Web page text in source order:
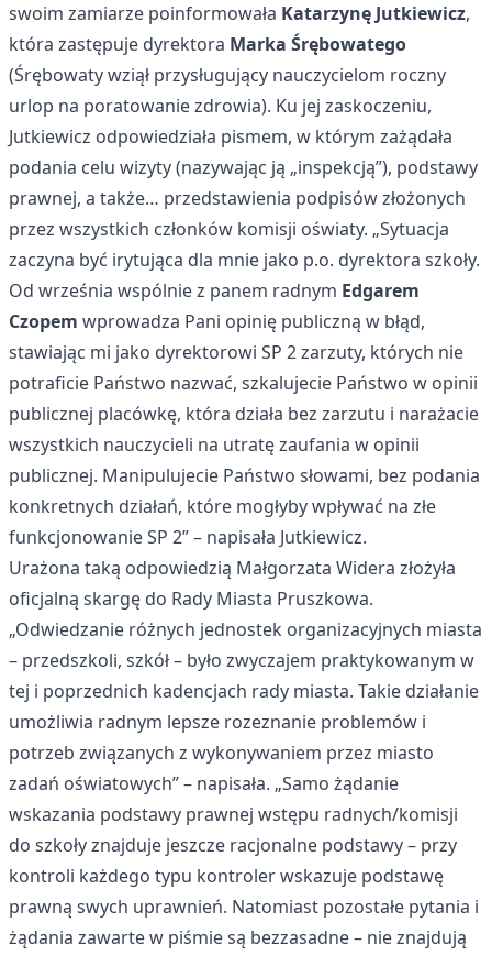
swoim zamiarze poinformowała Katarzynę Jutkiewicz,
która zastępuje dyrektora Marka Śrębowatego
(Śrębowaty wziął przysługujący nauczycielom roczny
urlop na poratowanie zdrowia). Ku jej zaskoczeniu,
Jutkiewicz odpowiedziała pismem, w którym zażądała
podania celu wizyty (nazywając ją „inspekcją”), podstawy
prawnej, a także… przedstawienia podpisów złożonych
przez wszystkich członków komisji oświaty. „Sytuacja
zaczyna być irytująca dla mnie jako p.o. dyrektora szkoły.
Od września wspólnie z panem radnym Edgarem
Czopem wprowadza Pani opinię publiczną w błąd,
stawiając mi jako dyrektorowi SP 2 zarzuty, których nie
potraficie Państwo nazwać, szkalujecie Państwo w opinii
publicznej placówkę, która działa bez zarzutu i narażacie
wszystkich nauczycieli na utratę zaufania w opinii
publicznej. Manipulujecie Państwo słowami, bez podania
konkretnych działań, które mogłyby wpływać na złe
funkcjonowanie SP 2” – napisała Jutkiewicz.
Urażona taką odpowiedzią Małgorzata Widera złożyła
oficjalną skargę do Rady Miasta Pruszkowa.
„Odwiedzanie różnych jednostek organizacyjnych miasta
– przedszkoli, szkół – było zwyczajem praktykowanym w
tej i poprzednich kadencjach rady miasta. Takie działanie
umożliwia radnym lepsze rozeznanie problemów i
potrzeb związanych z wykonywaniem przez miasto
zadań oświatowych” – napisała. „Samo żądanie
wskazania podstawy prawnej wstępu radnych/komisji
do szkoły znajduje jeszcze racjonalne podstawy – przy
kontroli każdego typu kontroler wskazuje podstawę
prawną swych uprawnień. Natomiast pozostałe pytania i
żądania zawarte w piśmie są bezzasadne – nie znajdują